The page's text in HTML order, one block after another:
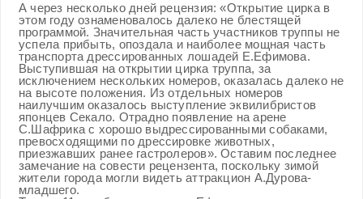
А через несколько дней рецензия: «Открытие цирка в
этом году ознаменовалось далеко не блестящей
программой. Значительная часть участников труппы не
успела прибыть, опоздала и наиболее мощная часть
транспорта дрессированных лошадей Е.Ефимова.
Выступившая на открытии цирка труппа, за
исключением нескольких номеров, оказалась далеко не
на высоте положения. Из отдельных номеров
наилучшим оказалось выступление эквилибристов
японцев Секало. Отрадно появление на арене
С.Шафрика с хорошо выдрессированными собаками,
превосходящими по дрессировке животных,
приезжавших ранее гастролеров». Оставим последнее
замечание на совести рецензента, поскольку зимой
жители города могли видеть аттракцион А.Дурова-
младшего.